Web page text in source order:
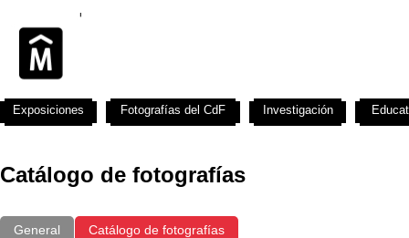
Catálogo de fotografías
General Catálogo de fotografías
Exposiciones Fotografías del CdF Investigación